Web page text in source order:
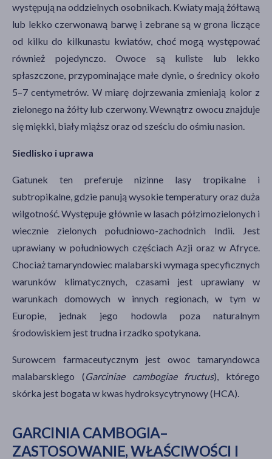
występują na oddzielnych osobnikach. Kwiaty mają żółtawą
lub lekko czerwonawą barwę i zebrane są w grona liczące
od kilku do kilkunastu kwiatów, choć mogą występować
również pojedynczo. Owoce są kuliste lub lekko
spłaszczone, przypominające małe dynie, o średnicy około
5–7 centymetrów. W miarę dojrzewania zmieniają kolor z
zielonego na żółty lub czerwony. Wewnątrz owocu znajduje
się miękki, biały miąższ oraz od sześciu do ośmiu nasion.
Siedlisko i uprawa
Gatunek ten preferuje nizinne lasy tropikalne i
subtropikalne, gdzie panują wysokie temperatury oraz duża
wilgotność. Występuje głównie w lasach półzimozielonych i
wiecznie zielonych południowo-zachodnich Indii. Jest
uprawiany w południowych częściach Azji oraz w Afryce.
Chociaż tamaryndowiec malabarski wymaga specyficznych
warunków klimatycznych, czasami jest uprawiany w
warunkach domowych w innych regionach, w tym w
Europie, jednak jego hodowla poza naturalnym
środowiskiem jest trudna i rzadko spotykana.
Surowcem farmaceutycznym jest owoc tamaryndowca
malabarskiego (Garciniae cambogiae fructus), którego
skórka jest bogata w kwas hydroksycytrynowy (HCA).
GARCINIA CAMBOGIA–
ZASTOSOWANIE, WŁAŚCIWOŚCI I